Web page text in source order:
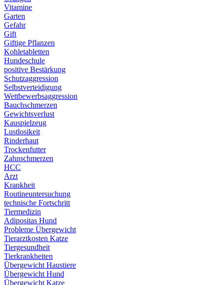
Vitamine
Garten
Gefahr
Gift
Giftige Pflanzen
Kohletabletten
Hundeschule
positive Bestärkung
Schutzaggression
Selbstverteidigung
Wettbewerbsaggression
Bauchschmerzen
Gewichtsverlust
Kauspielzeug
Lustlosikeit
Rinderhaut
Trockenfutter
Zahnschmerzen
HCC
Arzt
Krankheit
Routineuntersuchung
technische Fortschritt
Tiermedizin
Adipositas Hund
Probleme Übergewicht
Tierarztkosten Katze
Tiergesundheit
Tierkrankheiten
Übergewicht Haustiere
Übergewicht Hund
Übergewicht Katze